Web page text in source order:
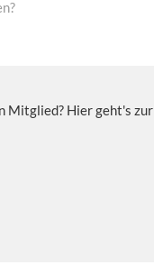
Mitglied? Hier geht's zur